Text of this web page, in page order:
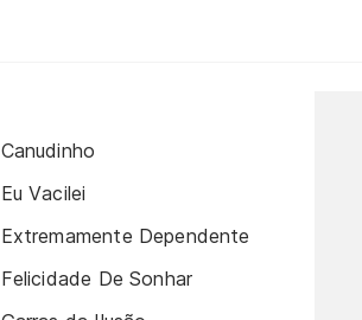
Canudinho
Eu Vacilei
Extremamente Dependente
Felicidade De Sonhar